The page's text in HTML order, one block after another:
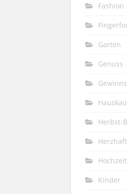
Fashion
Garten
Genuss
Herbst-
Hochzeit
Kinder